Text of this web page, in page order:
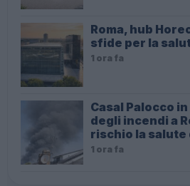
Roma, hub
sfide per la
1 ora fa
Casal Palocco
degli incendi a
rischio la
1 ora fa